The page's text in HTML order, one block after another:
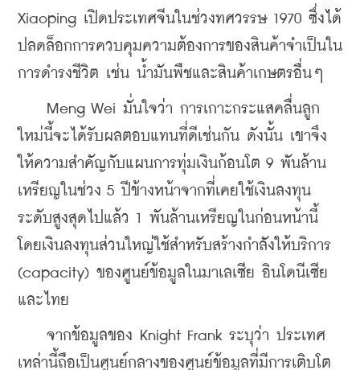
Xiaoping เปิดประเทศจีนในช่วงทศวรรษ 1970 ซึ่งได้
ปลดล็อกการควบคุมความต้องการของสินค้าจำเป็นใน
การดำรงชีวิต เช่น น้ำมันพืชและสินค้าเกษตรอื่นๆ
Meng Wei มั่นใจว่า การเกาะกระแสคลื่นลูก
ใหม่นี้จะได้รับผลตอบแทนที่ดีเช่นกัน ดังนั้น เขาจึง
ให้ความสำคัญกับแผนการทุ่มเงินก้อนโต 9 พันล้าน
เหรียญในช่วง 5 ปีข้างหน้าจากที่เคยใช้เงินลงทุน
ระดับสูงสุดไปแล้ว 1 พันล้านเหรียญในก่อนหน้านี้
โดยเงินลงทุนส่วนใหญ่ใช้สำหรับสร้างกำลังให้บริการ
(capacity) ของศูนย์ข้อมูลในมาเลเซีย อินโดนีเซีย
และไทย
จากข้อมูลของ Knight Frank ระบุว่า ประเทศ
เหล่านี้ถือเป็นศูนย์กลางของศูนย์ข้อมูลที่มีการเติบโต